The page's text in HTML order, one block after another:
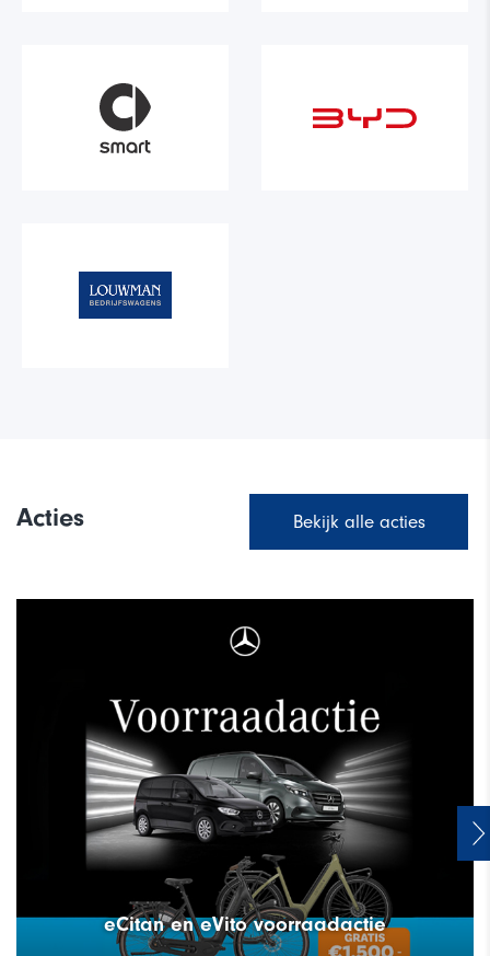
Acties Bekijk alle acties
eCitan en eVito voorraadactie